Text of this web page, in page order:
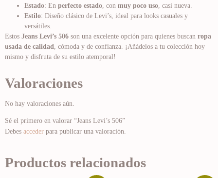
Estado: En perfecto estado , con muy poco uso , casi nueva.
Estilo: Diseño clásico de Levi’s, ideal para looks casuales y
versátiles.
Estos Jeans Levi’s 506 son una excelente opción para quienes buscan ropa
usada de calidad
, cómoda y de confianza. ¡Añádelos a tu colección hoy
mismo y disfruta de su estilo atemporal!
Valoraciones
No hay valoraciones aún.
Sé el primero en valorar “Jeans Levi’s 506”
Debes acceder para publicar una valoración.
Productos relacionados